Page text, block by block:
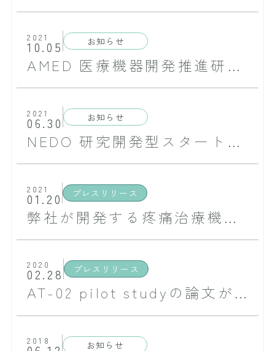
2021
10.05 お知らせ
AMED 医療機器開発推進研究事業に採択されました
2021
06.30 お知らせ
NEDO 研究開発型スタートアップ支援事業／Product Commercialization Alliance（PCA）に採択されました
2021
01.20 プレスリリース
弊社が開発する疼痛治療機器が交番磁界治療器「エイト」として日本での医療機器の製造販売承認を取得いたしました
2020
02.28 プレスリリース
AT-02 pilot studyの論文がPain Medicineに掲載されました
2018 お知らせ